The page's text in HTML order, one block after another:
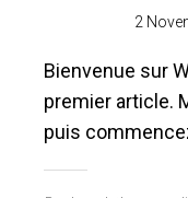
2
Bienvenue sur
premier article.
puis